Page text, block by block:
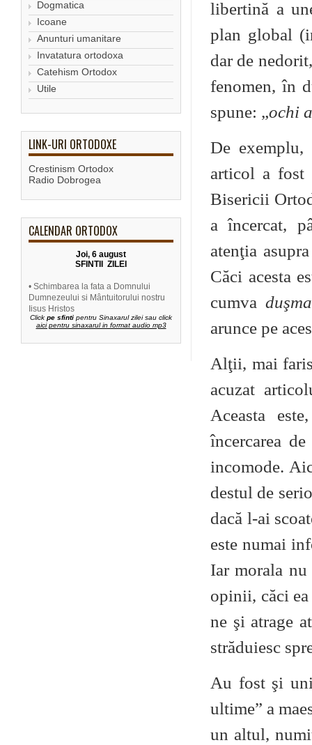
libertină a
plan global
dar de
fenomen, în
spune: „ochi
De
articol a fost
Bisericii
a încercat,
atenţia
Căci acesta
cumva
arunce pe
Alţii, mai
acuzat
Aceasta
încercarea
incomode.
destul de
dacă l-ai
este numai
Iar morala
opinii, căci
ne şi atrage
străduiesc
Au fost şi
ultime” a
un altul,
Dogmatica
Icoane
Anunturi umanitare
Invatatura ortodoxa
Catehism Ortodox
Utile
LINK-URI ORTODOXE
Crestinism Ortodox
Radio Dobrogea
CALENDAR ORTODOX
Joi, 6 august
SFINTII ZILEI
• Schimbarea la fata a Domnului
Dumnezeului si Mântuitorului nostru
Iisus Hristos
Click pe sfinti pentru Sinaxarul zilei sau click
aici pentru sinaxarul in format audio mp3